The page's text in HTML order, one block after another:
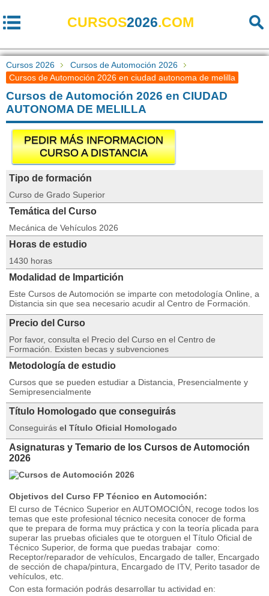
CURSOS2026.COM
Cursos 2026
Cursos de Automoción 2026
Cursos de Automoción 2026 en ciudad autonoma de melilla
Cursos de Automoción 2026 en CIUDAD
AUTONOMA DE MELILLA
PEDIR MÁS INFORMACION
CURSO A DISTANCIA
Tipo de formación
Curso de Grado Superior
Temática del Curso
Mecánica de Vehículos 2026
Horas de estudio
1430 horas
Modalidad de Impartición
Este Cursos de Automoción se imparte con metodología Online, a
Distancia sin que sea necesario acudir al Centro de Formación.
Precio del Curso
Por favor, consulta el Precio del Curso en el Centro de
Formación. Existen becas y subvenciones
Metodología de estudio
Cursos que se pueden estudiar a Distancia, Presencialmente y
Semipresencialmente
Título Homologado que conseguirás
Conseguirás el Título Oficial Homologado
Asignaturas y Temario de los Cursos de Automoción
2026
Objetivos del Curso FP Técnico en Automoción:
El curso de Técnico Superior en AUTOMOCIÓN, recoge todos los
temas que este profesional técnico necesita conocer de forma
que te prepara de forma muy práctica y con la teoría plicada para
superar las pruebas oficiales que te otorguen el Título Oficial de
Técnico Superior, de forma que puedas trabajar como:
Receptor/reparador de vehículos, Encargado de taller, Encargado
de sección de chapa/pintura, Encargado de ITV, Perito tasador de
vehículos, etc.
Con esta formación podrás desarrollar tu actividad en: